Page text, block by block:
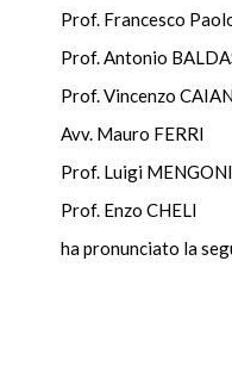
Prof. Francesco
Prof. Antonio
Prof. Vincenzo
Avv. Mauro FERRI
Prof. Luigi MENGONI
Prof. Enzo CHELI
ha pronunciato la